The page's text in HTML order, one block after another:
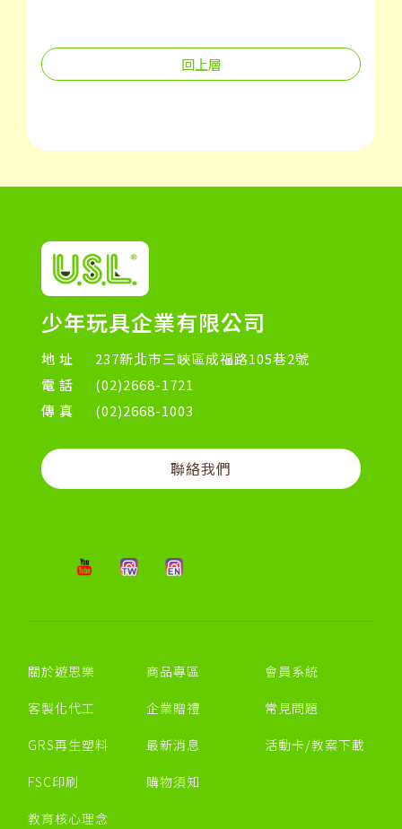
回上層
少年玩具企業有限公司
地址
237新北市三峽區成福路105巷2號
電話
(02)2668-1721
傳真
(02)2668-1003
聯絡我們
關於遊思樂
客製化代工
GRS再生塑料
FSC印刷
教育核心理念
商品專區
企業贈禮
最新消息
購物須知
會員系統
常見問題
活動卡/教案下載